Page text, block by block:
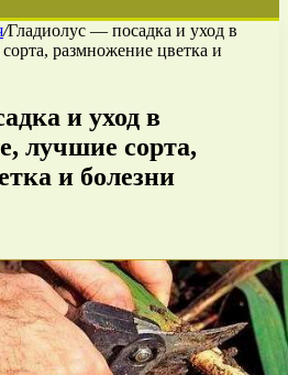
/Гладиолус — посадка и уход в
размножение цветка и
и уход в
лучшие сорта,
и болезни